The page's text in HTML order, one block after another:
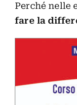
Perché nelle
fare la